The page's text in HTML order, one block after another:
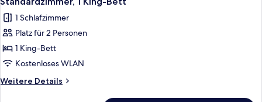
Fotos
für
Standardzimmer,
1 King-
Bett
anzeigen
1 Schlafzimmer
Platz für 2 Personen
1 King-Bett
Kostenloses WLAN
Weitere Details
Weitere